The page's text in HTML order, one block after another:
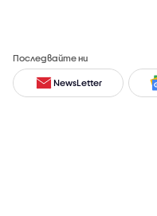
Последвайте ни
NewsLetter